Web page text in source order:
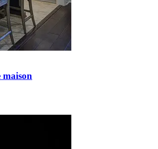
maison